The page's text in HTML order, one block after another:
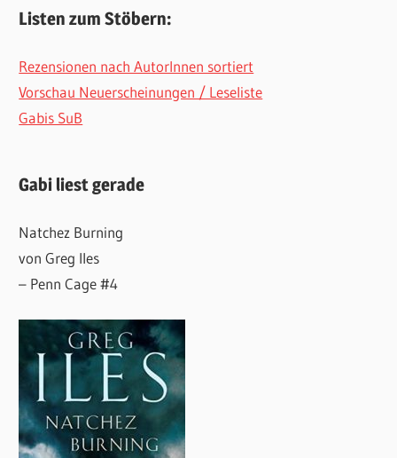
Listen zum Stöbern:
Rezensionen nach AutorInnen sortiert
Vorschau Neuerscheinungen / Leseliste
Gabis SuB
Gabi liest gerade
Natchez Burning
von Greg Iles
– Penn Cage #4